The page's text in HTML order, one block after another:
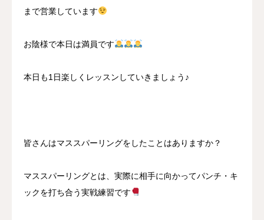
まで営業しています
お陰様で本日は満員です
本日も1日楽しくレッスンしていきましょう♪
皆さんはマススパーリングをしたことはありますか？
マススパーリングとは、実際に相手に向かってパンチ・キ
ックを打ち合う実戦練習です